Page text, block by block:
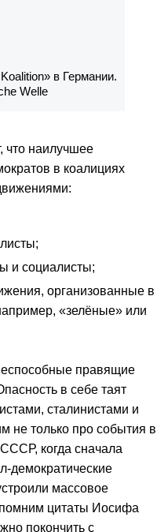
в Германии.
Welle
что наилучшее
в коалициях
и социалисты;
организованные в
«зелёные» или
правящие
в себе таят
сталинистами и
не только про события в
когда сначала
демократические
массовое
цитаты Иосифа
покончить с